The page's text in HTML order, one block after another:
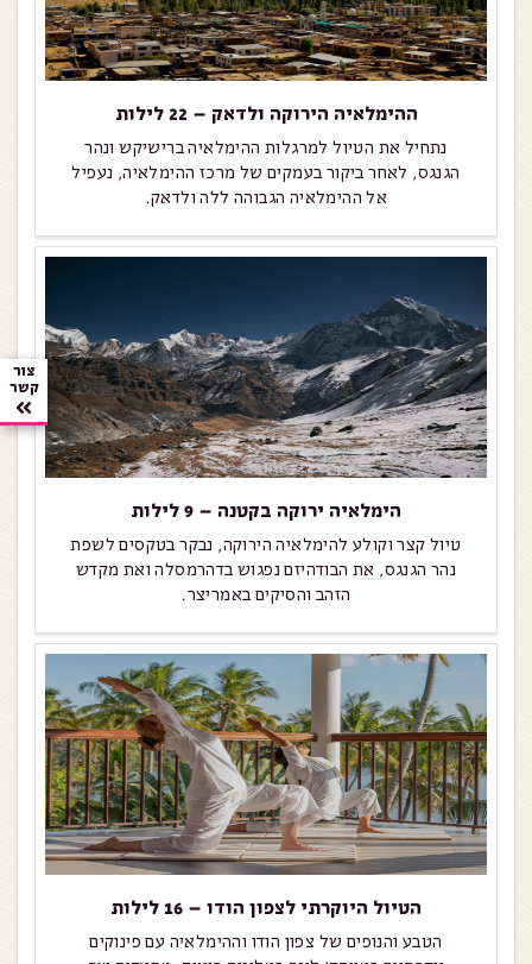
ההימלאיה הירוקה ולדאק – 22 לילות
נתחיל את הטיול למרגלות ההימלאיה ברישיקש ונהר
הגנגס, לאחר ביקור בעמקים של מרכז ההימלאיה, נעפיל
אל ההימלאיה הגבוהה ללה ולדאק.
הימלאיה ירוקה בקטנה – 9 לילות
טיול קצר וקולע להימלאיה הירוקה, נבקר בטקסים לשפת
נהר הגנגס, את הבודהיזם נפגוש בדהרמסלה ואת מקדש
הזהב והסיקים באמריצר.
הטיול היוקרתי לצפון הודו – 16 לילות
הטבע והנופים של צפון הודו וההימלאיה עם פינוקים
צור
קשר